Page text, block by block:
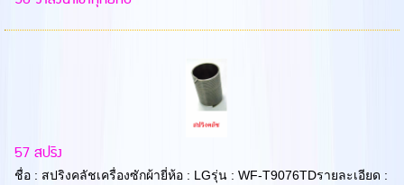
57 สปริง
ชื่อ : สปริงคลัชเครื่องซักผ้ายี่ห้อ : LGรุ่น : WF-T9076TDรายละเอียด :